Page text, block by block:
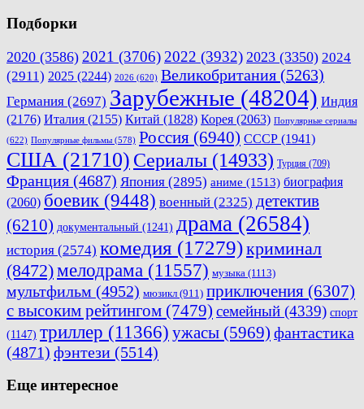
Подборки
2020 (3586) 2021 (3706) 2022 (3932) 2023 (3350) 2024
(2911) 2025 (2244) 2026 (620) Великобритания (5263)
Германия (2697) Зарубежные (48204) Индия
(2176) Италия (2155) Китай (1828) Корея (2063) Популярные сериалы
(622) Популярные фильмы (578) Россия (6940) СССР (1941)
США (21710) Сериалы (14933) Турция (709)
Франция (4687) Япония (2895) аниме (1513) биография
(2060) боевик (9448) военный (2325) детектив
(6210) документальный (1241) драма (26584)
история (2574) комедия (17279)криминал
(8472)мелодрама (11557) музыка (1113)
мультфильм (4952) мюзикл (911) приключения (6307)
с высоким рейтингом (7479) семейный (4339) спорт
(1147) триллер (11366) ужасы (5969) фантастика
(4871) фэнтези (5514)
Еще интересное